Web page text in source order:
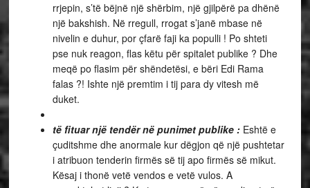
rrjepin, s’të bëjnë një shërbim, një gjilpërë pa dhënë
një bakshish. Në rregull, rrogat s’janë mbase në
nivelin e duhur, por çfarë faji ka populli ! Po shteti
pse nuk reagon, flas këtu për spitalet publike ? Dhe
meqë po flasim për shëndetësi, e bëri Edi Rama
falas ?! Ishte një premtim i tij para dy vitesh më
duket.
të fituar një tendër në punimet publike :Eshtë e
çuditshme dhe anormale kur dëgjon që një pushtetar
i atribuon tenderin firmës së tij apo firmës së mikut.
Kësaj i thonë vetë vendos e vetë vulos. A